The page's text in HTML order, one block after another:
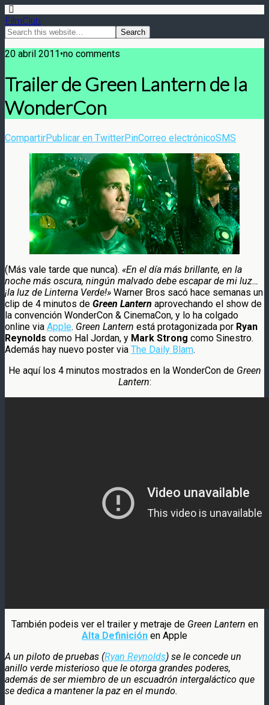
FilmClub
20 abril 2011•no comments
Trailer de Green Lantern de la
WonderCon
CompartirPublicar en TwitterPinCorreo electrónicoSMS
(Más vale tarde que nunca). «En el día más brillante, en la
noche más oscura, ningún malvado debe escapar de mi luz…
¡la luz de Linterna Verde!» Warner Bros sacó hace semanas un
clip de 4 minutos de Green Lantern aprovechando el show de
la convención WonderCon & CinemaCon, y lo ha colgado
online via Apple. Green Lantern está protagonizada por Ryan
Reynolds como Hal Jordan, y Mark Strong como Sinestro.
Además hay nuevo poster via The Daily Blam.
He aquí los 4 minutos mostrados en la WonderCon de Green
Lantern:
También podeis ver el trailer y metraje de Green Lantern en
Alta Definición en Apple
A un piloto de pruebas (Ryan Reynolds) se le concede un
anillo verde misterioso que le otorga grandes poderes,
además de ser miembro de un escuadrón intergaláctico que
se dedica a mantener la paz en el mundo.